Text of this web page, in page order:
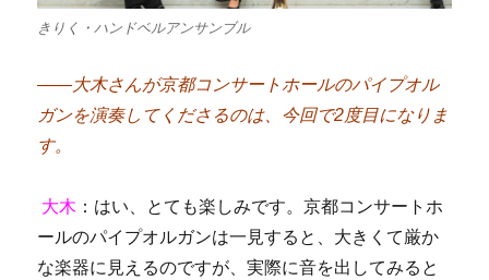
きりく・ハンドベルアンサンブル
――大木さんが京都コンサートホールのパイプオル
ガンを演奏してくださるのは、今回で2度目になりま
す。
大木 ：はい、とても楽しみです。京都コンサートホ
ールのパイプオルガンは一見すると、大きくて厳か
な楽器に見えるのですが、実際に音を出してみると